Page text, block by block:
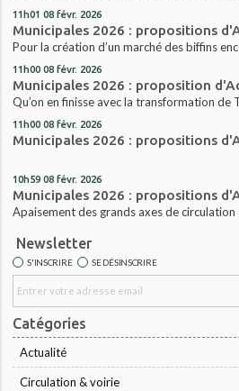
11h01 08 févr. 2026
Municipales 2026 : propositions
Pour la création d’un marché des biffins
11h00 08 févr. 2026
Municipales 2026 : proposition
Qu’on en finisse avec la transformation de
11h00 08 févr. 2026
Municipales 2026 : propositions
10h59 08 févr. 2026
Municipales 2026 : propositions
Apaisement des grands axes de
Newsletter
S'INSCRIRE SE DÉSINSCRIRE
Catégories
Actualité
Circulation & voirie